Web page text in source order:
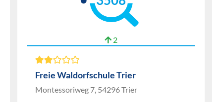
2
Freie Waldorfschule Trier
Montessoriweg 7, 54296 Trier